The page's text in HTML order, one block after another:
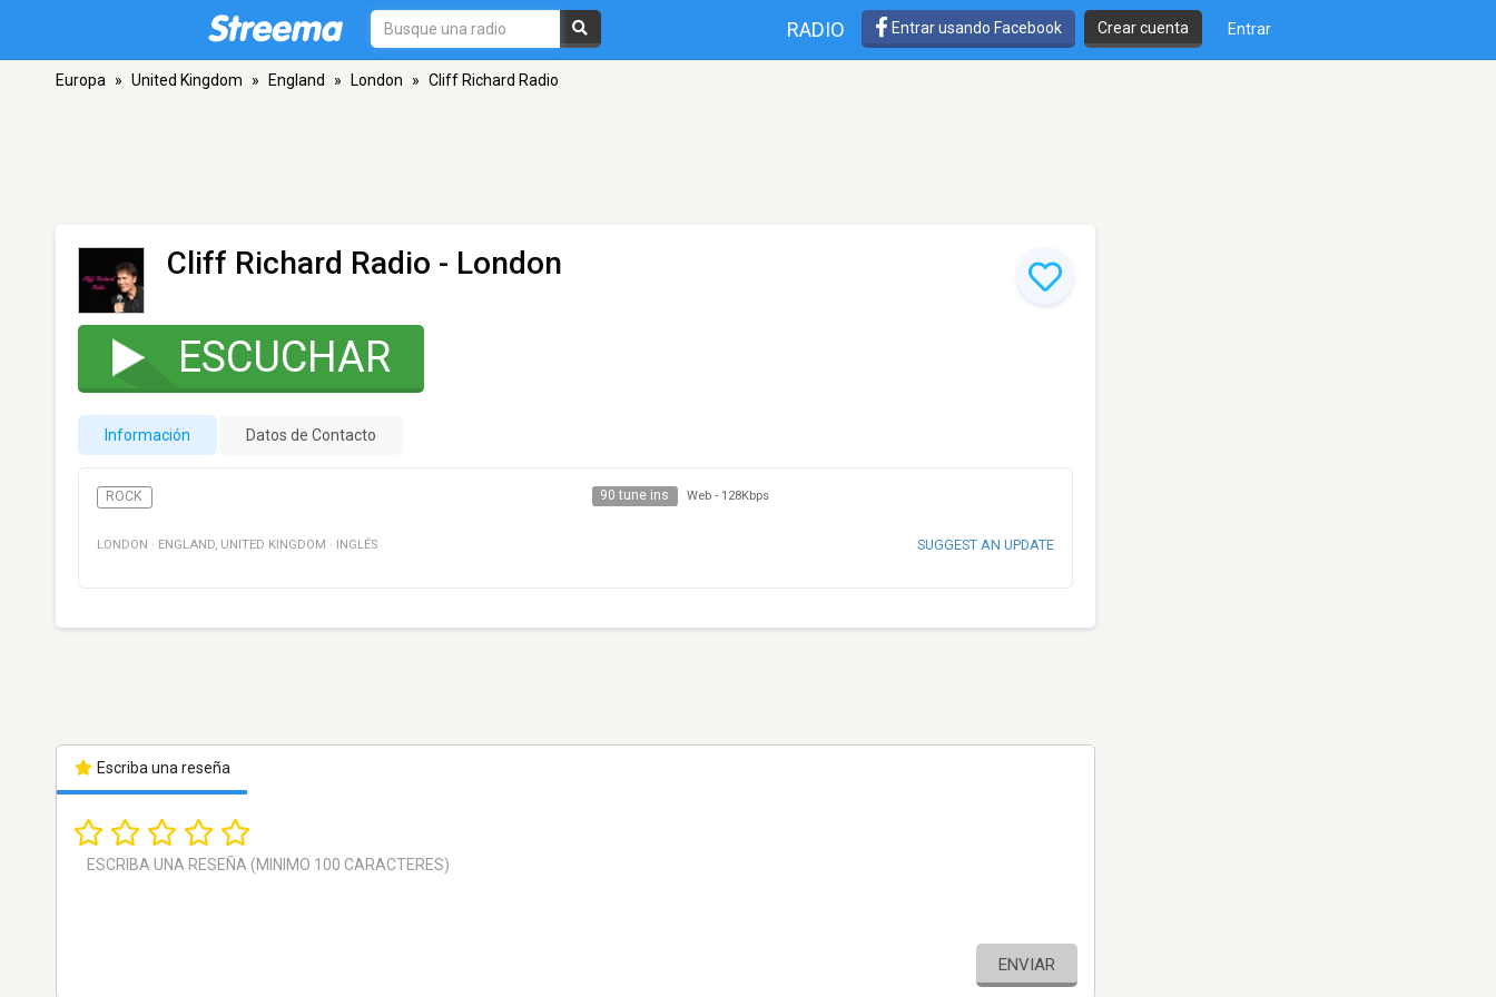
RADIO Entrar usando Facebook Crear cuenta Entrar
Europa » United Kingdom » England » London » Cliff Richard Radio
Cliff Richard Radio - London
ESCUCHAR
Información Datos de Contacto
ROCK 90 tune ins Web - 128Kbps
LONDON · ENGLAND, UNITED KINGDOM · INGLÉS SUGGEST AN UPDATE
Escriba una reseña
ENVIAR